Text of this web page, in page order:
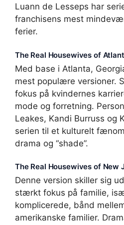
Luann de Lesseps har
franchisens mest
ferier.
The Real Housewives of
Med base i Atlanta,
mest populære versioner.
fokus på kvindernes
mode og forretning.
Leakes, Kandi Burruss og
serien til et kulturelt
drama og “shade”.
The Real Housewives of New
Denne version skiller sig
stærkt fokus på familie,
komplicerede, bånd
amerikanske familier.